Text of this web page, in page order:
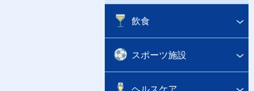
飲食
スポーツ施設
ヘルスケア